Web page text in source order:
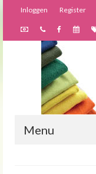
Inloggen Register
Menu